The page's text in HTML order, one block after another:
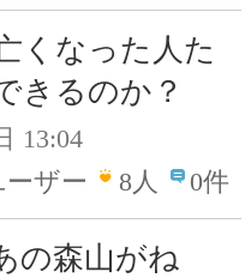
くなった人た
きるのか？
13:04
ザー
8人 0件
の森山がね